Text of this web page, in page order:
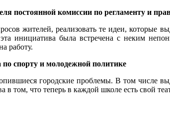
постоянной комиссии по регламенту и
жителей, реализовать те идеи,
инициатива была встречена с неким
работу.
спорту и молодежной политике
городские проблемы. В том числе
том, что теперь в каждой школе есть свой